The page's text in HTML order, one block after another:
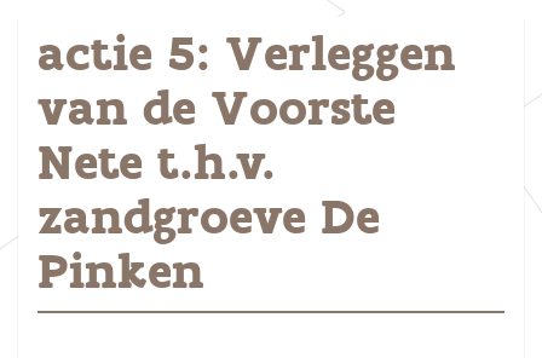
actie 5: Verleggen
van de Voorste
Nete t.h.v.
zandgroeve De
Pinken